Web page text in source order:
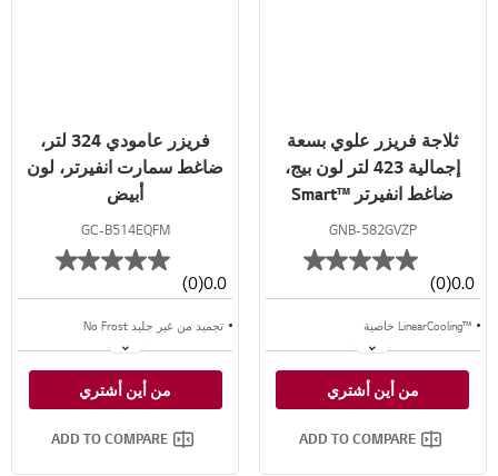
ثلاجة فريزر علوي بسعة
إجمالية 423 لتر لون بيج،
ضاغط انفيرتر ™Smart
Inverter
GNB-582GVZP
0.0
(0)
™LinearCooling خاصية
تدفق متعدد للهواء
من أين أشتري
ADD TO COMPARE
فريزر عامودي 324 لتر،
ضاغط سمارت انفيرتر، لون
أبيض
GC-B514EQFM
0.0
(0)
تجميد من غير جليد No Frost
تدفق هواء متعدد
تجميد سريع
من أين أشتري
ADD TO COMPARE